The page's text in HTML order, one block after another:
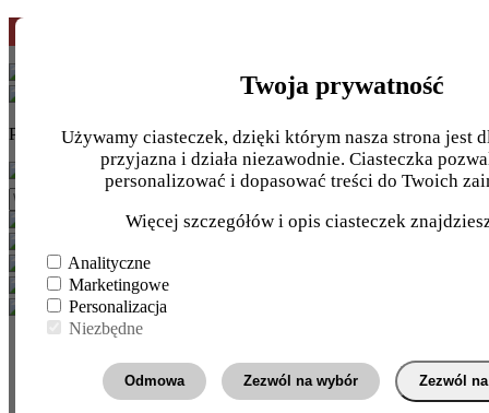
Twoja prywatność
Używamy ciasteczek, dzięki którym nasza strona jest
przyjazna i działa niezawodnie. Ciasteczka
personalizować i dopasować treści do Twoich
Więcej szczegółów i opis ciasteczek
Analityczne
Marketingowe
Personalizacja
Niezbędne
Odmowa Zezwól na wybór Zezwól
Potrzebujesz pomocy?INFOLINIA+48 724 710 810
zielarnie
Energia
Jelita i trawienie